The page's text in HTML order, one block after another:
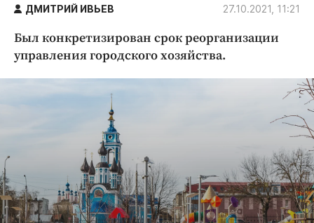
Народные новости
Благоустройство
Культура
Недвижимость и ЖКХ
Образование
Общество
Погода
Праздники
Происшествия
ДМИТРИЙ ИВЬЕВ 27.10.2021, 11:21
Был конкретизирован срок реорганизации
управления городского хозяйства.